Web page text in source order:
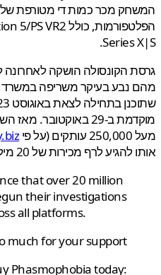
Series
הקונסולה הושקה לאחרונה
מוקדמת ב-29 באוקטובר.
פי
לרף מכירות של 20 מיליון עותקים.
that over 20 million
begun their investigations
across all platforms.
so much for your support.
Buy Phasmophobia today: